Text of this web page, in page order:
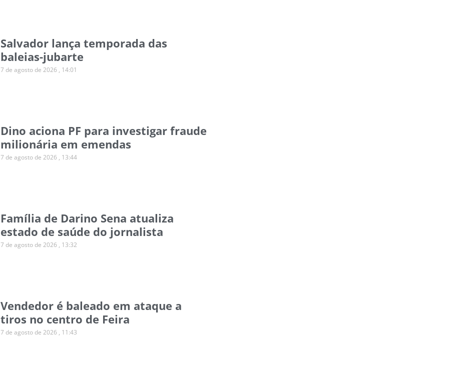
Salvador lança temporada das
baleias-jubarte
7 de agosto de 2026 14:01
Dino aciona PF para investigar fraude
milionária em emendas
7 de agosto de 2026 13:44
Família de Darino Sena atualiza
estado de saúde do jornalista
7 de agosto de 2026 13:32
Vendedor é baleado em ataque a
tiros no centro de Feira
7 de agosto de 2026 11:43